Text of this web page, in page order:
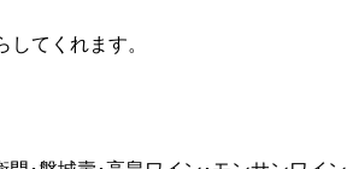
てくれます。